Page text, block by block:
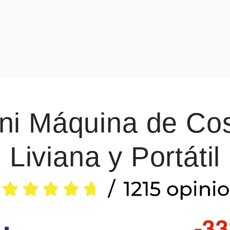
Máquina de
Liviana y Portátil